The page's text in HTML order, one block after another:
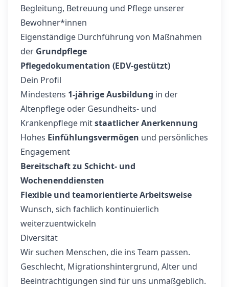
Begleitung, Betreuung und Pflege unserer
Bewohner*innen
Eigenständige Durchführung von Maßnahmen
der Grundpflege
Pflegedokumentation (EDV-gestützt)
Dein Profil
Mindestens 1-jährige Ausbildung in der
Altenpflege oder Gesundheits- und
Krankenpflege mitstaatlicher Anerkennung
Hohes Einfühlungsvermögen und persönliches
Engagement
Bereitschaft zu Schicht- und
Wochenenddiensten
Flexible und teamorientierte Arbeitsweise
Wunsch, sich fachlich kontinuierlich
weiterzuentwickeln
Diversität
Wir suchen Menschen, die ins Team passen.
Geschlecht, Migrationshintergrund, Alter und
Beeinträchtigungen sind für uns unmaßgeblich.